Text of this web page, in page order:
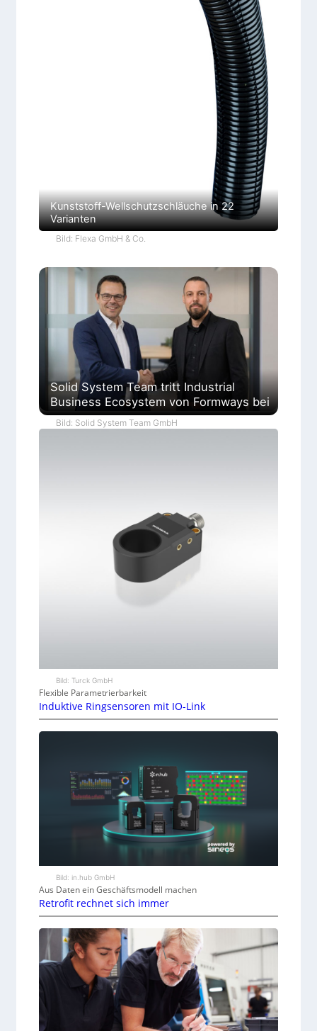
Kunststoff-Wellschutzschläuche in 22
Varianten
Bild: Flexa GmbH & Co.
Solid System Team tritt Industrial
Business Ecosystem von Formways bei
Bild: Solid System Team GmbH
Bild: Turck GmbH
Flexible Parametrierbarkeit
Induktive Ringsensoren mit IO-Link
Bild: in.hub GmbH
Aus Daten ein Geschäftsmodell machen
Retrofit rechnet sich immer